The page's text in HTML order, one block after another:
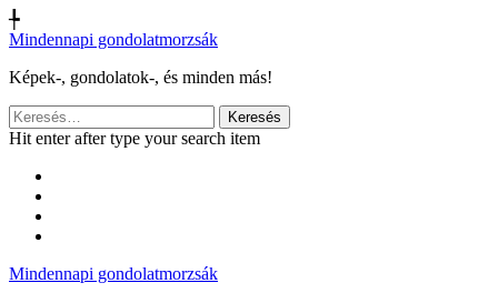
╄
Mindennapi gondolatmorzsák
Képek-, gondolatok-, és minden más!
Keresés:
Hit enter after type your search item
Mindennapi gondolatmorzsák